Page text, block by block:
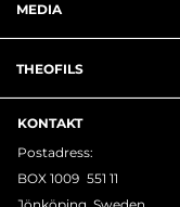
MEDIA
THEOFILS
KONTAKT
Postadress:
BOX 1009 551 11